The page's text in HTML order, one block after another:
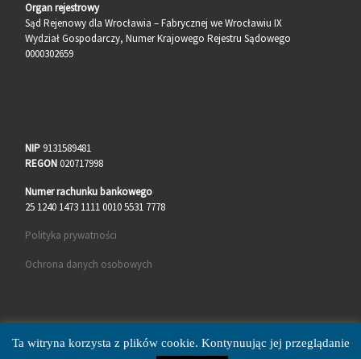
Organ rejestrowy
Sąd Rejenowy dla Wrocławia – Fabrycznej we Wrocławiu IX
Wydział Gospodarczy, Numer Krajowego Rejestru Sądowego
0000302659
NIP 9131589481
REGON020717998
Numer rachunku bankowego
25 1240 1473 1111 0010 5531 7778
Polityka prywatności
Ochrona danych osobowych
Ta witryna korzysta z plików cookie. Kontynuując jej przeglądanie